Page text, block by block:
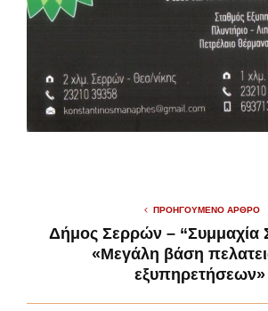
ΠΡΟΗΓΟΎΜΕΝΟ ΆΡΘΡΟ
Δήμος Σερρών – “Συμμαχία
«Μεγάλη βάση
εξυπηρετήσεων»